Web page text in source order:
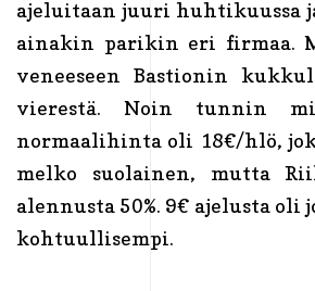
ajeluitaan juuri huhtikuussa
ainakin parikin eri firmaa.
veneeseen Bastionin
vierestä. Noin tunnin
normaalihinta oli 18€/hlö,
melko suolainen, mutta
alennusta 50%. 9€ ajelusta oli
kohtuullisempi.